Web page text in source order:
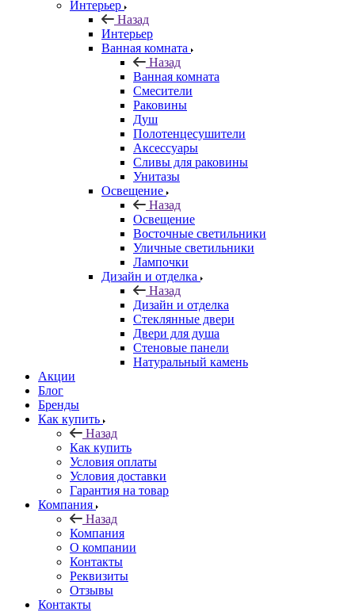
Интерьер
Назад
Интерьер
Ванная комната
Назад
Ванная комната
Смесители
Раковины
Душ
Полотенцесушители
Аксессуары
Сливы для раковины
Унитазы
Освещение
Назад
Освещение
Восточные светильники
Уличные светильники
Лампочки
Дизайн и отделка
Назад
Дизайн и отделка
Стеклянные двери
Двери для душа
Стеновые панели
Натуральный камень
Акции
Блог
Бренды
Как купить
Назад
Как купить
Условия оплаты
Условия доставки
Гарантия на товар
Компания
Назад
Компания
О компании
Контакты
Реквизиты
Отзывы
Контакты